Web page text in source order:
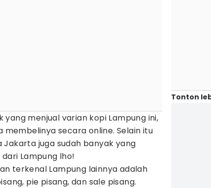
yang menjual varian kopi Lampung ini,
membelinya secara online. Selain itu
juga sudah banyak yang
Lampung lho!
terkenal Lampung lainnya adalah
pie pisang, dan sale pisang.
Tonton